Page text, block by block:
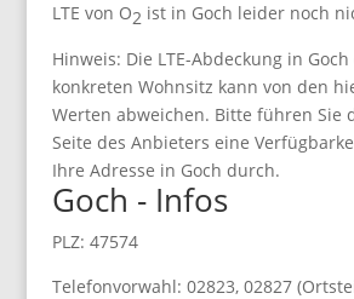
LTE von O2 ist in Goch leider noch
Hinweis: Die LTE-Abdeckung in
konkreten Wohnsitz kann von den
Werten abweichen. Bitte führen Sie
Seite des Anbieters eine
Ihre Adresse in Goch durch.
Goch - Infos
PLZ: 47574
Telefonvorwahl: 02823, 02827